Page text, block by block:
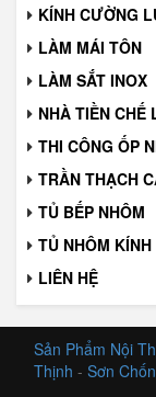
KÍNH CƯỜNG
LÀM MÁI TÔN
LÀM SẮT INOX
NHÀ TIỀN CHẾ
THI CÔNG ỐP
TRẦN THẠCH
TỦ BẾP NHÔM
TỦ NHÔM KÍNH
LIÊN HỆ
Sản Phẩm Nội
Thịnh - Sơn